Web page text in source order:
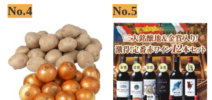
No.4 No.5